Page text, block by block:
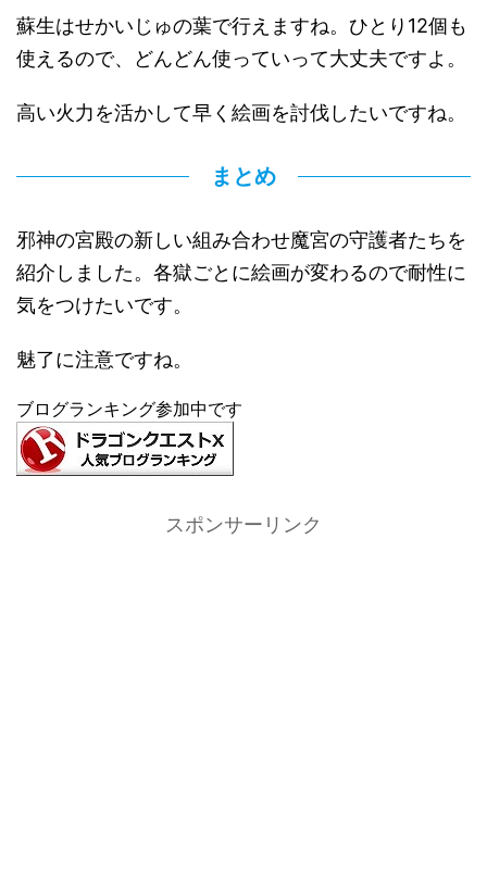
蘇生はせかいじゅの葉で行えますね。ひとり12個も
使えるので、どんどん使っていって大丈夫ですよ。
高い火力を活かして早く絵画を討伐したいですね。
まとめ
邪神の宮殿の新しい組み合わせ魔宮の守護者たちを
紹介しました。各獄ごとに絵画が変わるので耐性に
気をつけたいです。
魅了に注意ですね。
ブログランキング参加中です
スポンサーリンク